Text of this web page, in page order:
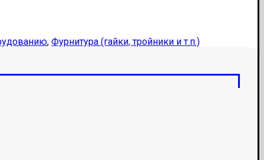
, Фурнитура (гайки, тройники и т.п.)